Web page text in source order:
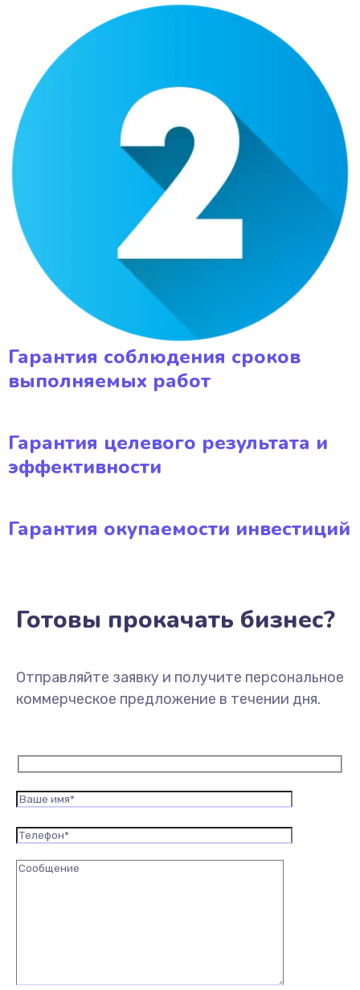
Гарантия соблюдения сроков
выполняемых работ
Гарантия целевого результата и
эффективности
Гарантия окупаемости инвестиций
Готовы прокачать бизнес?
Отправляйте заявку и получите персональное
коммерческое предложение в течении дня.